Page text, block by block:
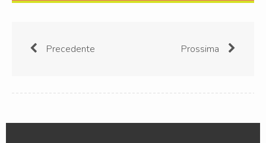
Precedente Prossima